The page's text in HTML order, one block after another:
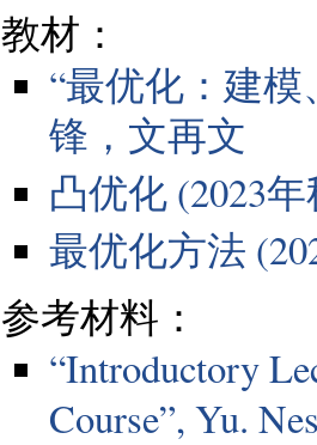
教材：
“最优化：建
锋，文再文
凸优化 (2023
最优化方法
参考材料：
“Introductory
Course”, Yu.